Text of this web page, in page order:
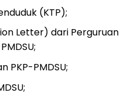
(KTP);
Letter) dari Perguruan
PKP-PMDSU;